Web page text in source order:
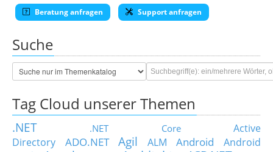
Beratung anfragen
Support anfragen
Suche
Tag Cloud unserer Themen
.NET .NET Core
Active
Directory
ADO.NET Agil ALM Android
Android